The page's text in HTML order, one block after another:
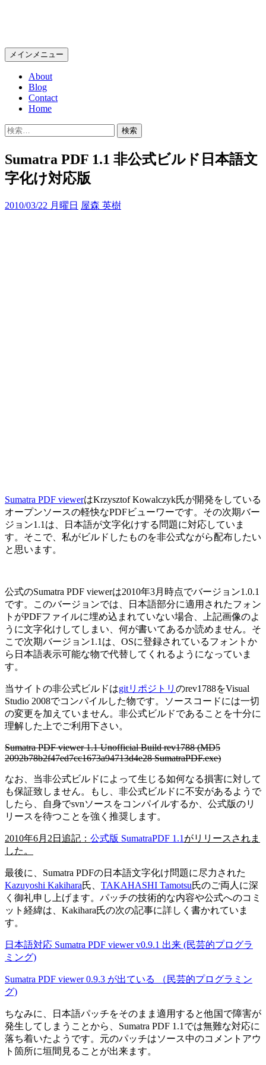
ン
プ
検
索
メインメニュー
About
Blog
Contact
Home
検
Sumatra PDF 1.1 非公式ビルド日本語文
字化け対応版
2010/03/22 月曜日 屋森 英樹
Sumatra PDF viewerはKrzysztof Kowalczyk氏が開発をしている
オープンソースの軽快なPDFビューワーです。その次期バー
ジョン1.1は、日本語が文字化けする問題に対応していま
す。そこで、私がビルドしたものを非公式ながら配布したい
と思います。
公式のSumatra PDF viewerは2010年3月時点でバージョン1.0.1
です。このバージョンでは、日本語部分に適用されたフォン
トがPDFファイルに埋め込まれていない場合、上記画像のよ
うに文字化けしてしまい、何が書いてあるか読めません。そ
こで次期バージョン1.1は、OSに登録されているフォントか
ら日本語表示可能な物で代替してくれるようになっていま
す。
当サイトの非公式ビルドはgitリポジトリ のrev1788をVisual
Studio 2008でコンパイルした物です。ソースコードには一切
の変更を加えていません。非公式ビルドであることを十分に
理解した上でご利用下さい。
Sumatra PDF viewer 1.1 Unofficial Build rev1788 (MD5
2092b78b2f47ed7cc1673a94713d4e28 SumatraPDF.exe)
なお、当非公式ビルドによって生じる如何なる損害に対して
も保証致しません。もし、非公式ビルドに不安があるようで
したら、自身でsvnソースをコンパイルするか、公式版のリ
リースを待つことを強く推奨します。
2010年6月2日追記： 公式版 SumatraPDF 1.1 がリリースされま
した。
最後に、Sumatra PDFの日本語文字化け問題に尽力された
Kazuyoshi Kakihara氏、 TAKAHASHI Tamotsu氏のご両人に深
く御礼申し上げます。パッチの技術的な内容や公式へのコミ
ット経緯は、Kakihara氏の次の記事に詳しく書かれていま
す。
日本語対応 Sumatra PDF viewer v0.9.1 出来 (民芸的プログラ
ミング)
Sumatra PDF viewer 0.9.3 が出ている （民芸的プログラミン
グ)
ちなみに、日本語パッチをそのまま適用すると他国で障害が
発生してしまうことから、Sumatra PDF 1.1では無難な対応に
落ち着いたようです。元のパッチはソース中のコメントアウ
ト箇所に垣間見ることが出来ます。